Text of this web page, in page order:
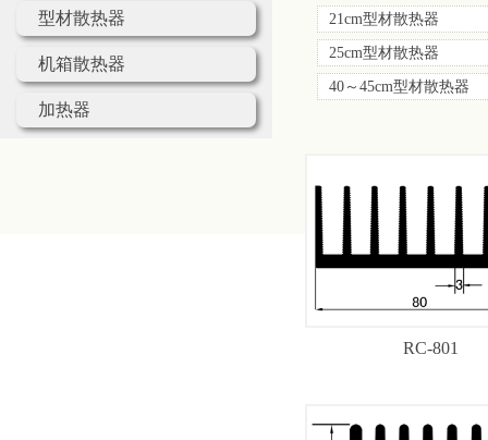
型材散热器
机箱散热器
加热器
21cm型材散热器
25cm型材散热器
40～45cm型材散热器
RC-801